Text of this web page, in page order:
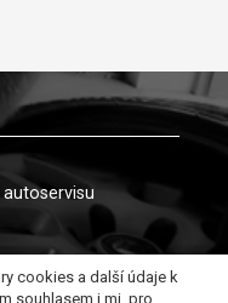
cookies a další údaje k
souhlasem i mj. pro